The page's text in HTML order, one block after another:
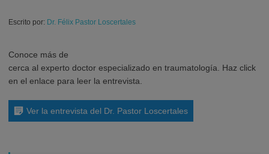
Escrito por: Dr. Félix Pastor Loscertales
Conoce más de
cerca al experto doctor especializado en traumatología. Haz click
en el enlace para leer la entrevista.
Ver la entrevista del Dr. Pastor Loscertales